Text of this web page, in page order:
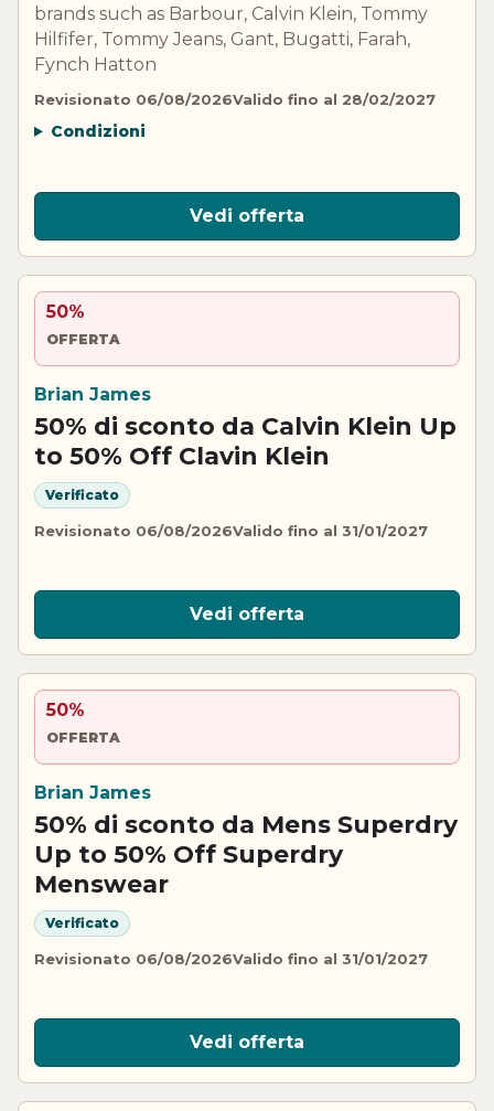
brands such as Barbour, Calvin Klein, Tommy
Hilfifer, Tommy Jeans, Gant, Bugatti, Farah,
Fynch Hatton
Revisionato 06/08/2026Valido fino al 28/02/2027
Condizioni
Vedi offerta
50%
OFFERTA
Brian James
50% di sconto da Calvin Klein Up
to 50% Off Clavin Klein
Verificato
Revisionato 06/08/2026Valido fino al 31/01/2027
Vedi offerta
50%
OFFERTA
Brian James
50% di sconto da Mens Superdry
Up to 50% Off Superdry
Menswear
Verificato
Revisionato 06/08/2026Valido fino al 31/01/2027
Vedi offerta